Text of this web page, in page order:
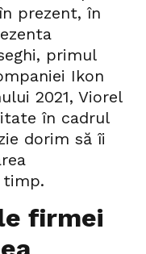
prezent, în
primul
Ikon
2021, Viorel
în cadrul
dorim să îi
firmei